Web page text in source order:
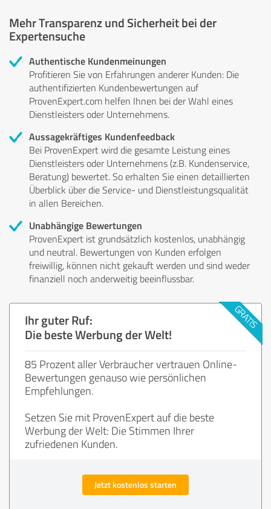
Mehr Transparenz und Sicherheit bei der
Expertensuche
Authentische Kundenmeinungen
Profitieren Sie von Erfahrungen anderer Kunden: Die
authentifizierten Kundenbewertungen auf
ProvenExpert.com helfen Ihnen bei der Wahl eines
Dienstleisters oder Unternehmens.
Aussagekräftiges Kundenfeedback
Bei ProvenExpert wird die gesamte Leistung eines
Dienstleisters oder Unternehmens (z.B. Kundenservice,
Beratung) bewertet. So erhalten Sie einen detaillierten
Überblick über die Service- und Dienstleistungsqualität
in allen Bereichen.
Unabhängige Bewertungen
ProvenExpert ist grundsätzlich kostenlos, unabhängig
und neutral. Bewertungen von Kunden erfolgen
freiwillig, können nicht gekauft werden und sind weder
finanziell noch anderweitig beeinflussbar.
Ihr guter Ruf:
Die beste Werbung der Welt!
85 Prozent aller Verbraucher vertrauen Online-
Bewertungen genauso wie persönlichen
Empfehlungen.
Setzen Sie mit ProvenExpert auf die beste
Werbung der Welt: Die Stimmen Ihrer
zufriedenen Kunden.
Jetzt kostenlos starten